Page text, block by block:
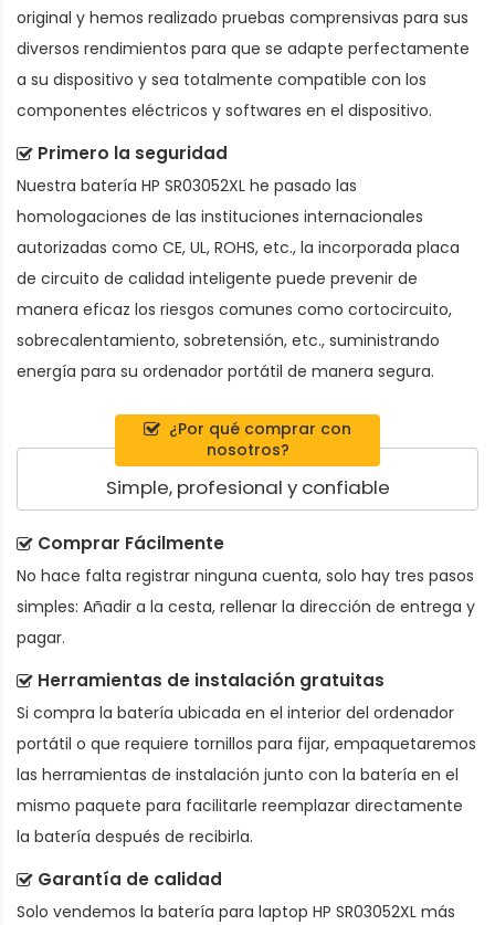
original y hemos realizado pruebas comprensivas para sus
diversos rendimientos para que se adapte perfectamente
a su dispositivo y sea totalmente compatible con los
componentes eléctricos y softwares en el dispositivo.
Primero la seguridad
Nuestra batería HP SR03052XL he pasado las
homologaciones de las instituciones internacionales
autorizadas como CE, UL, ROHS, etc., la incorporada placa
de circuito de calidad inteligente puede prevenir de
manera eficaz los riesgos comunes como cortocircuito,
sobrecalentamiento, sobretensión, etc., suministrando
energía para su ordenador portátil de manera segura.
¿Por qué comprar con
nosotros?
Simple, profesional y confiable
Comprar Fácilmente
No hace falta registrar ninguna cuenta, solo hay tres pasos
simples: Añadir a la cesta, rellenar la dirección de entrega y
pagar.
Herramientas de instalación gratuitas
Si compra la batería ubicada en el interior del ordenador
portátil o que requiere tornillos para fijar, empaquetaremos
las herramientas de instalación junto con la batería en el
mismo paquete para facilitarle reemplazar directamente
la batería después de recibirla.
Garantía de calidad
Solo vendemos la batería para laptop HP SR03052XL más